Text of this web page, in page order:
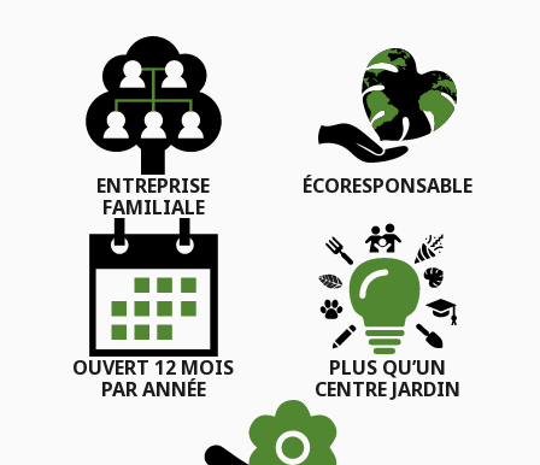
ENTREPRISE
FAMILIALE
ÉCORESPONSABLE
OUVERT 12 MOIS
PAR ANNÉE
PLUS QU’UN
CENTRE JARDIN